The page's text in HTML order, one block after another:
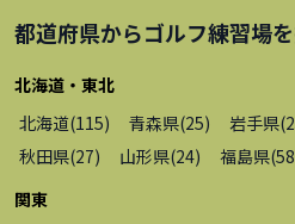
都道府県からゴルフ練習場
北海道・東北
北海道(115) 青森県(25) 岩手県(
秋田県(27) 山形県(24) 福島県(58
関東